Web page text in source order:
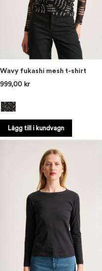
Wavy fukashi mesh t-shirt
999,00 kr
Lägg till i kundvagn